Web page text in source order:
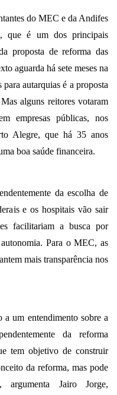
do MEC e da Andifes
que é um dos principais
proposta de reforma das
aguarda há sete meses na
autarquias é a proposta
alguns reitores votaram
empresas públicas, nos
Alegre, que há 35 anos
boa saúde financeira.
da escolha de
e os hospitais vão sair
facilitariam a busca por
Para o MEC, as
mais transparência nos
a um entendimento sobre a
da reforma
tem objetivo de construir
da reforma, mas pode
argumenta Jairo Jorge,